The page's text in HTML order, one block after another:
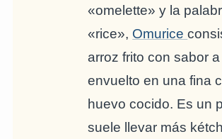
«omelette» y la
«rice», Omurice
arroz frito con sabor
envuelto en una fina
huevo cocido. Es un
suele llevar más